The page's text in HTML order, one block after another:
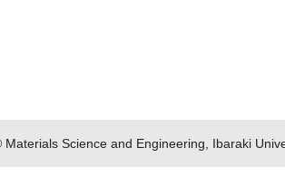
Science and Engineering, Ibaraki